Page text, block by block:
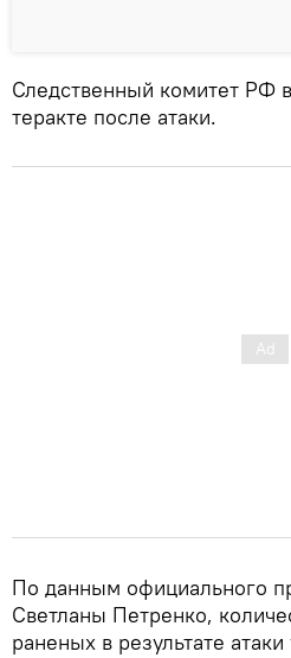
Следственный комитет РФ
теракте после атаки.
По данным официального
Светланы Петренко,
раненых в результате атаки